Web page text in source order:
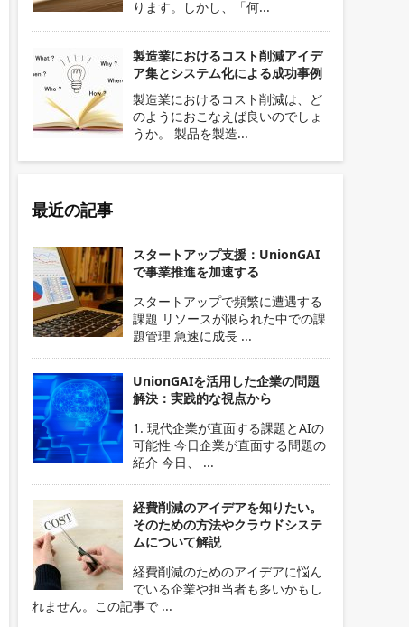
ります。しかし、「何...
製造業におけるコスト削減アイデ
ア集とシステム化による成功事例
製造業におけるコスト削減は、ど
のようにおこなえば良いのでしょ
うか。 製品を製造...
最近の記事
スタートアップ支援：UnionGAI
で事業推進を加速する
スタートアップで頻繁に遭遇する
課題 リソースが限られた中での課
題管理 急速に成長 ...
UnionGAIを活用した企業の問題
解決：実践的な視点から
1. 現代企業が直面する課題とAIの
可能性 今日企業が直面する問題の
紹介 今日、 ...
経費削減のアイデアを知りたい。
そのための方法やクラウドシステ
ムについて解説
経費削減のためのアイデアに悩ん
でいる企業や担当者も多いかもし
れません。この記事で ...